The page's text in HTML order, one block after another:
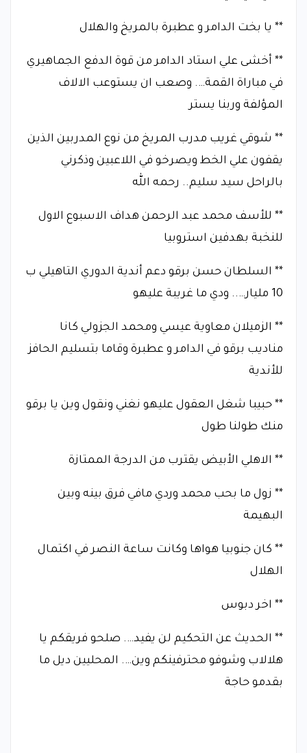
** يا بخت الدامر و عطبرة بالمريخ والهلال
** أخشى علي استاد الدامر من قوة الدفع الجماهيري
في مباراة القمة…. وصعب ان يستوعب الالاف
المؤلفة وربنا يستر
** شوقي غريب مدرب المريخ من نوع المدربين الذين
يقفون علي الخط ويصرخو في اللاعبين وذكرني
بالراحل سيد سليم.. رحمه الله
** للأسف محمد عبد الرحمن هداف الاسبوع الاول
للنخبة بهدفين استروبيا
** السلطان حسن برقو دعم أندية الدوري التاهيلي ب
10 مليار….. ودي ما غريبة عليهو
** الزميلان معاوية عيسي ومحمد الجزولي كانا
مناديب برقو في الدامر و عطبرة وقاما بتسليم الحافز
للأندية
** حبيبا شغل العقول عليهو نغني ونقول وين يا برقو
منك طولنا طول
** الاهلي الأبيض يقترب من الدرجة الممتازة
** زول ما بحب محمد وردي مافي فرق بينه وبين
البهيمة
** كان جنوبيا هواها وكانت ساعة النصر في اكتمال
الهلال
** اخر دبوس
** الحديث عن التحكيم لن يفيد…. صلحو فريقكم يا
هلالاب وشوفو محترفينكم وين…. المحليين ديل ما
بقدمو حاجة